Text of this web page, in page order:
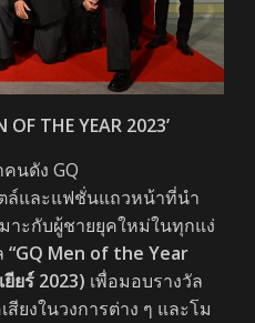
THE YEAR 2023’
นดัง GQ
ล์และแฟชั่นแถวหน้าที่นำ
าะกับผู้ชายยุคใหม่ในทุกแง่
“GQ Men of the Year
ยียร์ 2023) เพื่อมอบรางวัล
ยงในวงการต่าง ๆ และโม